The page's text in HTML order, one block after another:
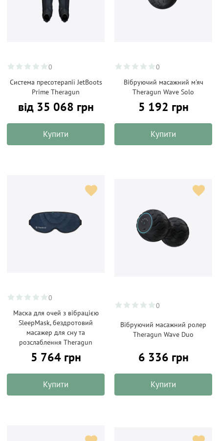
0
Система пресотерапії JetBoots
Prime Theragun
від 35 068 грн
Купити
0
Вібруючий масажний м'яч
Theragun Wave Solo
5 192 грн
Купити
0
Маска для очей з вібрацією
SleepMask, бездротовий
масажер для сну та
розслаблення Theragun
5 764 грн
Купити
0
Вібруючий масажний ролер
Theragun Wave Duo
6 336 грн
Купити